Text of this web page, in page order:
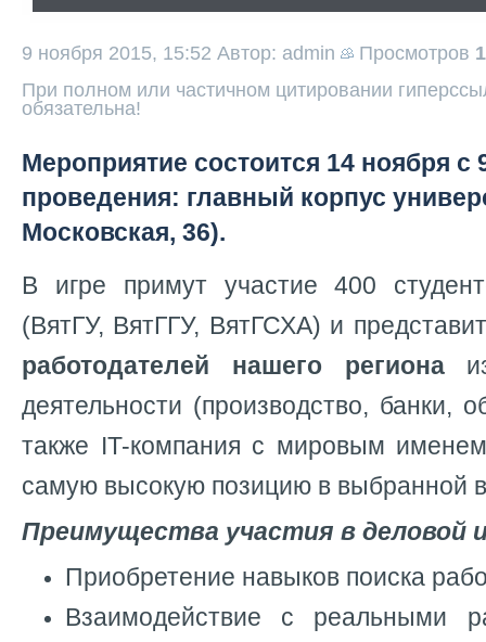
9 ноября 2015, 15:52 Автор: admin Просмотров
При полном или частичном цитировании
обязательна!
Мероприятие состоится 14 ноября с
проведения: главный корпус
Московская, 36).
В игре примут участие 400
(ВятГУ, ВятГГУ, ВятГСХА) и
работодателей нашего регионаиз
деятельности (производство, банки,
также IT-компания с мировым
самую высокую позицию в выбранной
Преимущества участия в деловой
Приобретение навыков поиска
Взаимодействие с реальными